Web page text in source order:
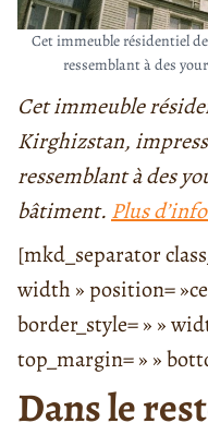
Cet immeuble résidentiel
ressemblant à des
Cet immeuble
Kirghizstan,
ressemblant à des
bâtiment. Plus
[mkd_separator
width » position=
border_style= » »
top_margin= » »
Dans le